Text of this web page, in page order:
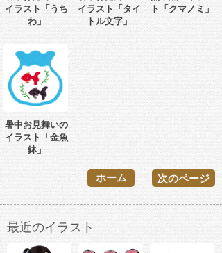
イラスト「うち
わ」
イラスト「タイ
トル文字」
ト「クマノミ」
暑中お見舞いの
イラスト「金魚
鉢」
次のページ
ホーム
最近のイラスト